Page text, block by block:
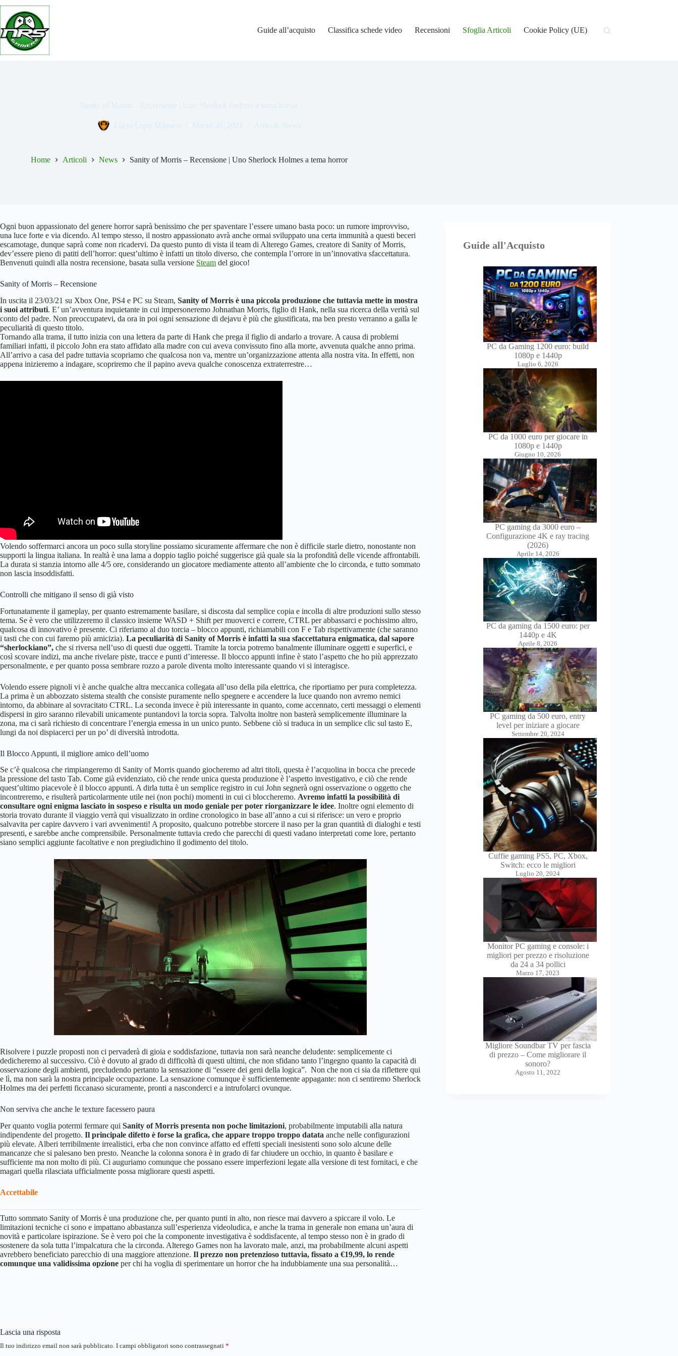
Salta
contenuto
Guide all’acquisto
Classifica schede video Recensioni Sfoglia Articoli Cookie Policy (UE)
Home Articoli News Sanity of Morris – Recensione | Uno Sherlock Holmes a tema horror
Ogni buon appassionato del genere horror saprà benissimo che per spaventare l’essere umano basta poco: un rumore improvviso,
una luce forte e via dicendo. Al tempo stesso, il nostro appassionato avrà anche ormai sviluppato una certa immunità a questi beceri
escamotage, dunque saprà come non ricadervi. Da questo punto di vista il team di Alterego Games, creatore di Sanity of Morris,
dev’essere pieno di patiti dell’horror: quest’ultimo è infatti un titolo diverso, che contempla l’orrore in un’innovativa sfaccettatura.
Benvenuti quindi alla nostra recensione, basata sulla versione Steam del gioco!
Sanity of Morris – Recensione
In uscita il 23/03/21 su Xbox One, PS4 e PC su Steam, Sanity of Morris è una piccola produzione che tuttavia mette in mostra
i suoi attributi. E’ un’avventura inquietante in cui impersoneremo Johnathan Morris, figlio di Hank, nella sua ricerca della verità sul
conto del padre. Non preoccupatevi, da ora in poi ogni sensazione di dejavu è più che giustificata, ma ben presto verranno a galla le
peculiarità di questo titolo.
Tornando alla trama, il tutto inizia con una lettera da parte di Hank che prega il figlio di andarlo a trovare. A causa di problemi
familiari infatti, il piccolo John era stato affidato alla madre con cui aveva convissuto fino alla morte, avvenuta qualche anno prima.
All’arrivo a casa del padre tuttavia scopriamo che qualcosa non va, mentre un’organizzazione attenta alla nostra vita. In effetti, non
appena inizieremo a indagare, scopriremo che il papino aveva qualche conoscenza extraterrestre…
Volendo soffermarci ancora un poco sulla storyline possiamo sicuramente affermare che non è difficile starle dietro, nonostante non
supporti la lingua italiana. In realtà è una lama a doppio taglio poiché suggerisce già quale sia la profondità delle vicende affrontabili.
La durata si stanzia intorno alle 4/5 ore, considerando un giocatore mediamente attento all’ambiente che lo circonda, e tutto sommato
non lascia insoddisfatti.
Controlli che mitigano il senso di già visto
Fortunatamente il gameplay, per quanto estremamente basilare, si discosta dal semplice copia e incolla di altre produzioni sullo stesso
tema. Se è vero che utilizzeremo il classico insieme WASD + Shift per muoverci e correre, CTRL per abbassarci e pochissimo altro,
qualcosa di innovativo è presente. Ci riferiamo al duo torcia – blocco appunti, richiamabili con F e Tab rispettivamente (che saranno
i tasti che con cui faremo più amicizia). La peculiarità di Sanity of Morris è infatti la sua sfaccettatura enigmatica, dal sapore
“sherlockiano”, che si riversa nell’uso di questi due oggetti. Tramite la torcia potremo banalmente illuminare oggetti e superfici, e
così scovare indizi, ma anche rivelare piste, tracce e punti d’interesse. Il blocco appunti infine è stato l’aspetto che ho più apprezzato
personalmente, e per quanto possa sembrare rozzo a parole diventa molto interessante quando vi si interagisce.
Volendo essere pignoli vi è anche qualche altra meccanica collegata all’uso della pila elettrica, che riportiamo per pura completezza.
La prima è un abbozzato sistema stealth che consiste puramente nello spegnere e accendere la luce quando non avremo nemici
intorno, da abbinare al sovracitato CTRL. La seconda invece è più interessante in quanto, come accennato, certi messaggi o elementi
dispersi in giro saranno rilevabili unicamente puntandovi la torcia sopra. Talvolta inoltre non basterà semplicemente illuminare la
zona, ma ci sarà richiesto di concentrare l’energia emessa in un unico punto. Sebbene ciò si traduca in un semplice clic sul tasto E,
lungi da noi dispiacerci per un po’ di diversità introdotta.
Il Blocco Appunti, il migliore amico dell’uomo
Se c’è qualcosa che rimpiangeremo di Sanity of Morris quando giocheremo ad altri titoli, questa è l’acquolina in bocca che precede
la pressione del tasto Tab. Come già evidenziato, ciò che rende unica questa produzione è l’aspetto investigativo, e ciò che rende
quest’ultimo piacevole è il blocco appunti. A dirla tutta è un semplice registro in cui John segnerà ogni osservazione o oggetto che
incontreremo, e risulterà particolarmente utile nei (non pochi) momenti in cui ci bloccheremo. Avremo infatti la possibilità di
consultare ogni enigma lasciato in sospeso e risulta un modo geniale per poter riorganizzare le idee. Inoltre ogni elemento di
storia trovato durante il viaggio verrà qui visualizzato in ordine cronologico in base all’anno a cui si riferisce: un vero e proprio
salvavita per capire davvero i vari avvenimenti! A proposito, qualcuno potrebbe storcere il naso per la gran quantità di dialoghi e testi
presenti, e sarebbe anche comprensibile. Personalmente tuttavia credo che parecchi di questi vadano interpretati come lore, pertanto
siano semplici aggiunte facoltative e non pregiudichino il godimento del titolo.
Risolvere i puzzle proposti non ci pervaderà di gioia e soddisfazione, tuttavia non sarà neanche deludente: semplicemente ci
dedicheremo al successivo. Ciò è dovuto al grado di difficoltà di questi ultimi, che non sfidano tanto l’ingegno quanto la capacità di
osservazione degli ambienti, precludendo pertanto la sensazione di “essere dei geni della logica”. Non che non ci sia da riflettere qui
e lì, ma non sarà la nostra principale occupazione. La sensazione comunque è sufficientemente appagante: non ci sentiremo Sherlock
Holmes ma dei perfetti ficcanaso sicuramente, pronti a nasconderci e a intrufolarci ovunque.
Non serviva che anche le texture facessero paura
Per quanto voglia potermi fermare qui Sanity of Morris presenta non poche limitazioni, probabilmente imputabili alla natura
indipendente del progetto. Il principale difetto è forse la grafica, che appare troppo troppo datata anche nelle configurazioni
più elevate. Alberi terribilmente irrealistici, erba che non convince affatto ed effetti speciali inesistenti sono solo alcune delle
mancanze che si palesano ben presto. Neanche la colonna sonora è in grado di far chiudere un occhio, in quanto è basilare e
sufficiente ma non molto di più. Ci auguriamo comunque che possano essere imperfezioni legate alla versione di test fornitaci, e che
magari quella rilasciata ufficialmente possa migliorare questi aspetti.
Accettabile
Tutto sommato Sanity of Morris è una produzione che, per quanto punti in alto, non riesce mai davvero a spiccare il volo. Le
limitazioni tecniche ci sono e impattano abbastanza sull’esperienza videoludica, e anche la trama in generale non emana un’aura di
novità e particolare ispirazione. Se è vero poi che la componente investigativa è soddisfacente, al tempo stesso non è in grado di
sostenere da sola tutta l’impalcatura che la circonda. Alterego Games non ha lavorato male, anzi, ma probabilmente alcuni aspetti
avrebbero beneficiato parecchio di una maggiore attenzione. Il prezzo non pretenzioso tuttavia, fissato a €19,99, lo rende
comunque una validissima opzione per chi ha voglia di sperimentare un horror che ha indubbiamente una sua personalità…
Guide all'Acquisto
PC da Gaming 1200 euro: build
1080p e 1440p
Luglio 6, 2026
PC da 1000 euro per giocare in
1080p e 1440p
Giugno 10, 2026
PC gaming da 3000 euro –
Configurazione 4K e ray tracing
(2026)
Aprile 14, 2026
PC da gaming da 1500 euro: per
1440p e 4K
Aprile 8, 2026
PC gaming da 500 euro, entry
level per iniziare a giocare
Settembre 20, 2024
Cuffie gaming PS5, PC, Xbox,
Switch: ecco le migliori
Luglio 20, 2024
Monitor PC gaming e console: i
migliori per prezzo e risoluzione
da 24 a 34 pollici
Marzo 17, 2023
Migliore Soundbar TV per fascia
di prezzo – Come migliorare il
sonoro?
Agosto 11, 2022
Lascia una risposta
Il tuo indirizzo email non sarà pubblicato. I campi obbligatori sono contrassegnati *